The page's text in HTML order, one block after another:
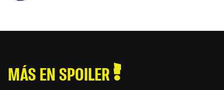
MÁS EN SPOILER